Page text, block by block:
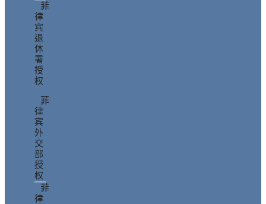
菲
律
宾
退
休
署
授
权
菲
律
宾
外
交
部
授
权
菲
律